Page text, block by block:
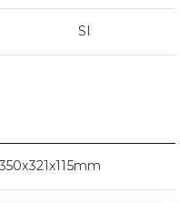
SI
350x321x115mm